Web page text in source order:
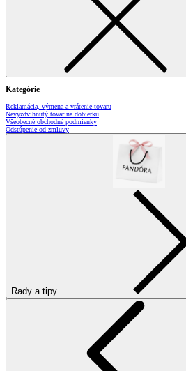
Kategórie
Reklamácia, výmena a vrátenie tovaru
Nevyzdvihnutý tovar na dobierku
Všeobecné obchodné podmienky
Odstúpenie od zmluvy
Rady a tipy